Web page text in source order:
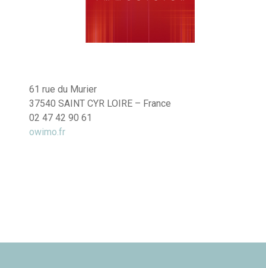
61 rue du Murier
37540 SAINT CYR LOIRE – France
02 47 42 90 61
owimo.fr